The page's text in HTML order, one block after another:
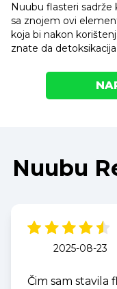
Nuubu flasteri sadrže
sa znojem ovi
koja bi nakon
znate da
Nuubu
2025-08-23
Čim sam stavila